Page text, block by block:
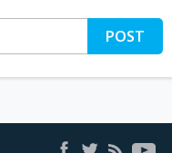
POST